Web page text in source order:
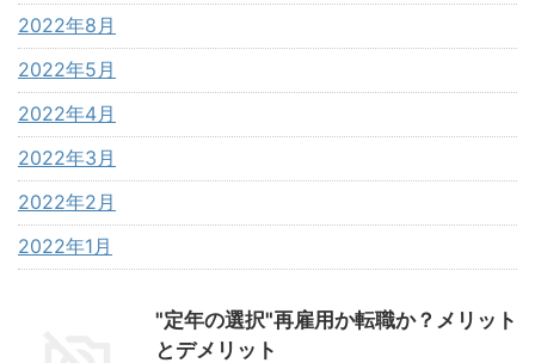
2022年8月
2022年5月
2022年4月
2022年3月
2022年2月
2022年1月
"定年の選択"再雇用か転職か？メリット
とデメリット